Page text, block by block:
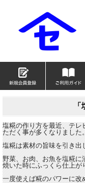
塩糀の作り方を最近、テレ
ただく事が多くなりました
塩糀は素材の旨味を引き出
野菜、お肉、お魚を塩糀に
焼いた時にふっくら仕上が
一度使えば糀のパワーに改